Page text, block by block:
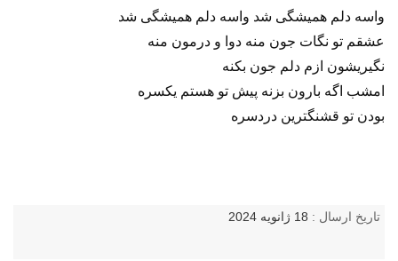
واسه دلم همیشگی شد واسه دلم همیشگی شد
عشقم تو نگات جون منه دوا و درمون منه
نگیریشون ازم دلم جون بکنه
امشب اگه بارون بزنه پیش تو هستم یکسره
بودن تو قشنگترین دردسره
تاریخ ارسال :